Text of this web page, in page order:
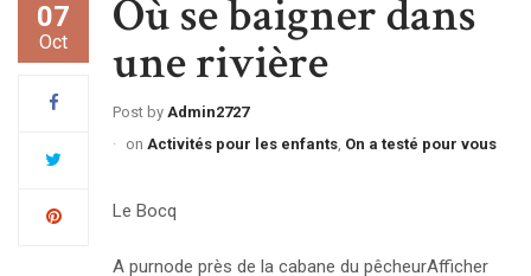
07
Oct Où se baigner dans
une rivière
Post by Admin2727
on Activités pour les enfants, On a testé pour vous
Le Bocq
A purnode près de la cabane du pêcheurAfficher